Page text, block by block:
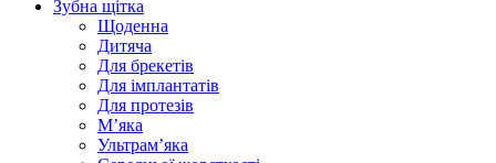
Зубна щітка
Щоденна
Дитяча
Для брекетів
Для імплантатів
Для протезів
Мʼяка
Ультрамʼяка